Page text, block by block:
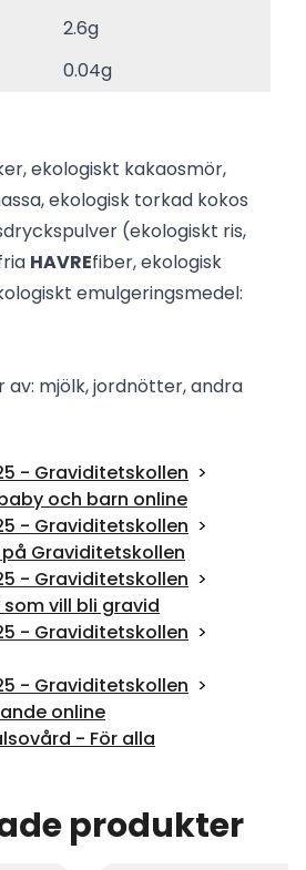
2.6g
0.04g
ekologiskt kakaosmör,
ekologisk torkad kokos
(ekologiskt ris,
HAVREfiber, ekologisk
emulgeringsmedel:
av: mjölk, jordnötter, andra
- Graviditetskollen
och barn online
- Graviditetskollen
Graviditetskollen
- Graviditetskollen
vill bli gravid
- Graviditetskollen
- Graviditetskollen
online
- För alla
produkter